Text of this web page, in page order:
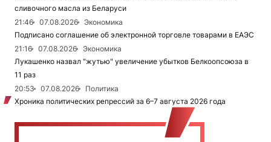
сливочного масла из Беларуси
21:46
07.08.2026
Экономика
Подписано соглашение об электронной торговле товарами в ЕАЭС
21:16
07.08.2026
Экономика
Лукашенко назвал "жутью" увеличение убытков Белкоопсоюза в
11 раз
20:53
07.08.2026
Политика
Хроника политических репрессий за 6–7 августа 2026 года